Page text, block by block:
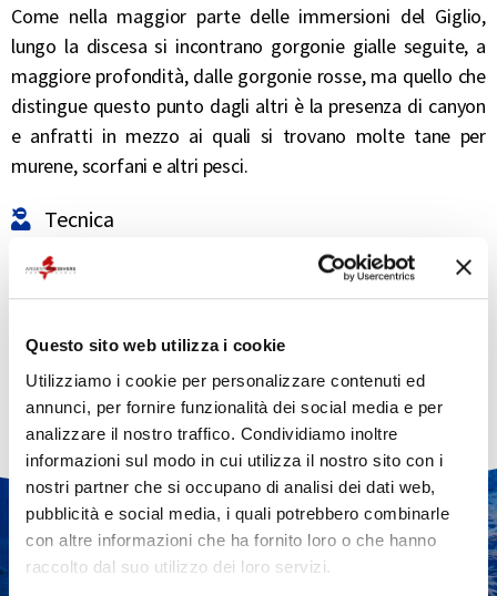
Questo sito web utilizza i cookie
Utilizziamo i cookie per personalizzare contenuti ed
annunci, per fornire funzionalità dei social media e per
analizzare il nostro traffico. Condividiamo inoltre
informazioni sul modo in cui utilizza il nostro sito con i
nostri partner che si occupano di analisi dei dati web,
pubblicità e social media, i quali potrebbero combinarle
con altre informazioni che ha fornito loro o che hanno
raccolto dal suo utilizzo dei loro servizi.
Come nella maggior parte delle immersioni del Giglio,
lungo la discesa si incontrano gorgonie gialle seguite, a
maggiore profondità, dalle gorgonie rosse, ma quello che
distingue questo punto dagli altri è la presenza di canyon
e anfratti in mezzo ai quali si trovano molte tane per
murene, scorfani e altri pesci.
Tecnica
MASSI FONDI DELLO SCOGLIO DEL CORVO
Si tratta di una serie di massi che scendono fino alla
profondità di circa 70 metri, permettendo di godere
dell’ottima visibilità che all’isola del Giglio è garantita
dalle rocce di granito che ospitano gorgonie così come
pesci di varie dimensioni.
VUOI MAGGIORI
INFORMAZIONI